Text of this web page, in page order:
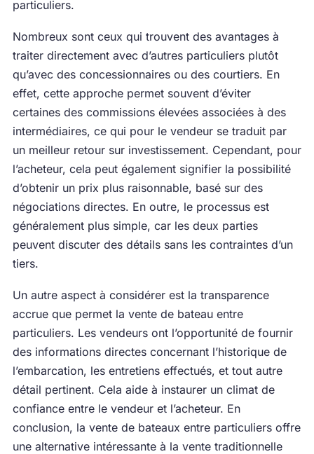
particuliers.
Nombreux sont ceux qui trouvent des avantages à
traiter directement avec d’autres particuliers plutôt
qu’avec des concessionnaires ou des courtiers. En
effet, cette approche permet souvent d’éviter
certaines des commissions élevées associées à des
intermédiaires, ce qui pour le vendeur se traduit par
un meilleur retour sur investissement. Cependant, pour
l’acheteur, cela peut également signifier la possibilité
d’obtenir un prix plus raisonnable, basé sur des
négociations directes. En outre, le processus est
généralement plus simple, car les deux parties
peuvent discuter des détails sans les contraintes d’un
tiers.
Un autre aspect à considérer est la transparence
accrue que permet la vente de bateau entre
particuliers. Les vendeurs ont l’opportunité de fournir
des informations directes concernant l’historique de
l’embarcation, les entretiens effectués, et tout autre
détail pertinent. Cela aide à instaurer un climat de
confiance entre le vendeur et l’acheteur. En
conclusion, la vente de bateaux entre particuliers offre
une alternative intéressante à la vente traditionnelle